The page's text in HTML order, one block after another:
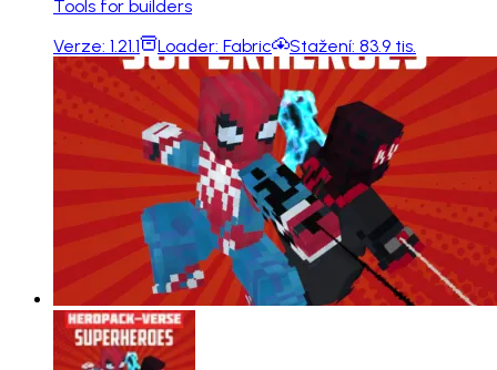
Tools for builders
Verze: 1.21.1 Loader: Fabric Stažení: 83.9 tis.